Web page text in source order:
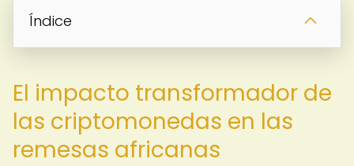
Índice
El impacto transformador de
las criptomonedas en las
remesas africanas